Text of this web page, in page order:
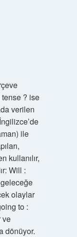
? ise
verilen
ile
kullanılır,
Will :
olaylar
to :
ve
dönüyor.